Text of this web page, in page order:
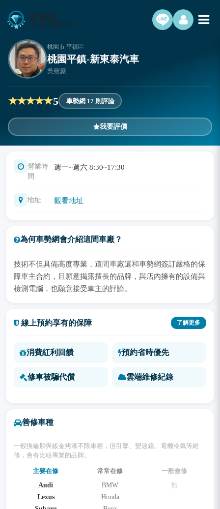
桃園市 平鎮區
桃園平鎮-新東泰汽車
吳致豪
5 車勢網 17 則評論
我要評價
營業時
間
週一~週六 8:30~17:30
地址 觀看地址
為何車勢網會介紹這間車廠？
技術不但具備高度專業，這間車廠還和車勢網簽訂嚴格的保
障車主合約，且願意揭露擅長的品牌，與店內擁有的設備與
檢測電腦，也願意接受車主的評論。
線上預約享有的保障 了解更多
消費紅利回饋 預約省時優先
修車被騙代償 雲端維修紀錄
善修車種
一般換輪胎與鈑金烤漆不限車種，但引擎、變速箱、電機冷氣等維
修，會有比較專業的品牌。
主要在修
Audi
Lexus
常常在修
BMW
Honda
一般會修
無